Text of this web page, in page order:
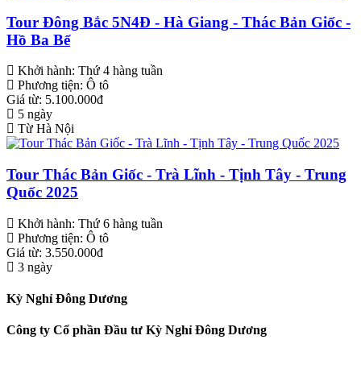
Tour Đông Bắc 5N4Đ - Hà Giang - Thác Bản Giốc -
Hồ Ba Bể
Khởi hành: Thứ 4 hàng tuần
Phương tiện: Ô tô
Giá từ: 5.100.000đ
5 ngày
Từ Hà Nội
Tour Thác Bản Giốc - Trà Lĩnh - Tịnh Tây - Trung
Quốc 2025
Khởi hành: Thứ 6 hàng tuần
Phương tiện: Ô tô
Giá từ: 3.550.000đ
3 ngày
Kỳ Nghỉ Đông Dương
Công ty Cổ phần Đầu tư Kỳ Nghỉ Đông Dương